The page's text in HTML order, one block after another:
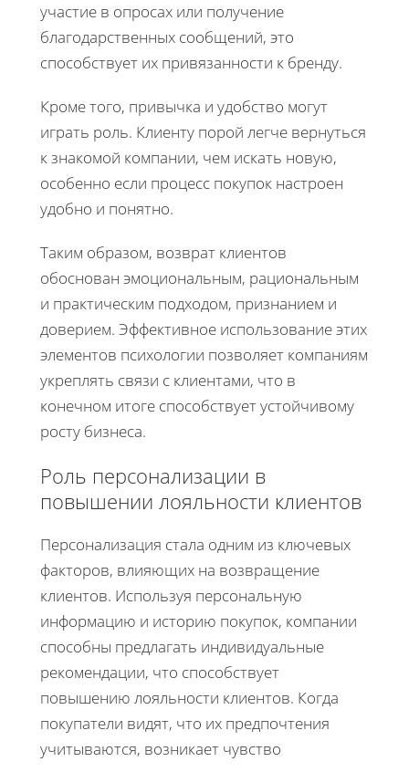
участие в опросах или получение
благодарственных сообщений, это
способствует их привязанности к бренду.
Кроме того, привычка и удобство могут
играть роль. Клиенту порой легче вернуться
к знакомой компании, чем искать новую,
особенно если процесс покупок настроен
удобно и понятно.
Таким образом, возврат клиентов
обоснован эмоциональным, рациональным
и практическим подходом, признанием и
доверием. Эффективное использование этих
элементов психологии позволяет компаниям
укреплять связи с клиентами, что в
конечном итоге способствует устойчивому
росту бизнеса.
Роль персонализации в
повышении лояльности клиентов
Персонализация стала одним из ключевых
факторов, влияющих на возвращение
клиентов. Используя персональную
информацию и историю покупок, компании
способны предлагать индивидуальные
рекомендации, что способствует
повышению лояльности клиентов. Когда
покупатели видят, что их предпочтения
учитываются, возникает чувство